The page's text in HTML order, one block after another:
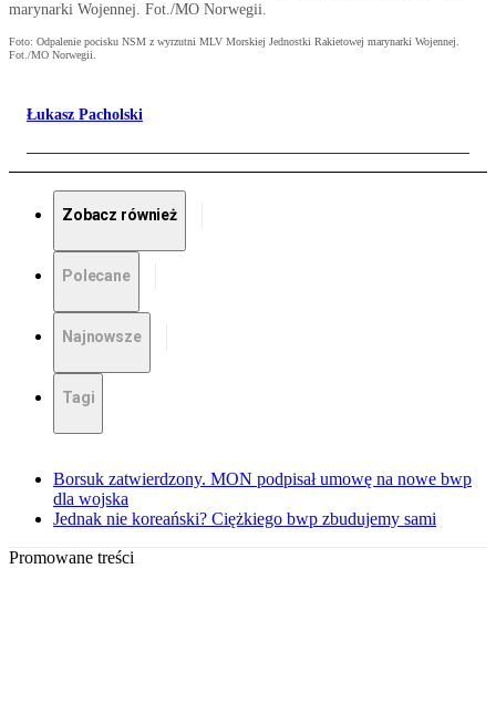
marynarki Wojennej. Fot./MO Norwegii.
Foto: Odpalenie pocisku NSM z wyrzutni MLV Morskiej Jednostki Rakietowej marynarki Wojennej.
Fot./MO Norwegii.
Łukasz Pacholski
Zobacz również
Polecane
Najnowsze
Tagi
Borsuk zatwierdzony. MON podpisał umowę na nowe bwp
dla wojska
Jednak nie koreański? Ciężkiego bwp zbudujemy sami
Promowane treści